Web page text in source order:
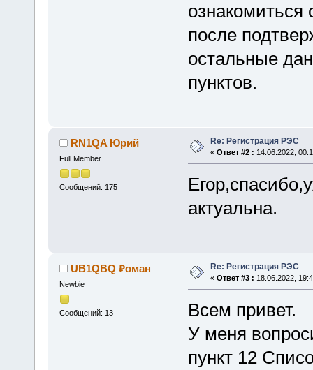
ознакомиться
после
остальные
пунктов.
RN1QA Юрий
Full Member
Сообщений: 175
Re: Регистрация РЭС
« Ответ #2 : 14.06.2022,
актуальна.
UB1QBQ ₽оман
Newbie
Сообщений: 13
Re: Регистрация РЭС
« Ответ #3 : 18.06.2022,
Всем привет.
У меня
пункт 12